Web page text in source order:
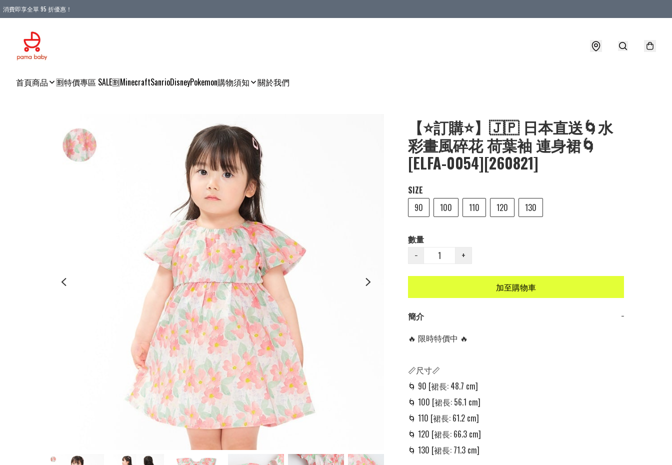
消費即享全單 95 折優惠！
首頁商品 🈹特價專區 SALE🈹MinecraftSanrioDisneyPokemon購物須知 關於我們
【⭐訂購⭐】🇯🇵 日本直送🌀水
彩畫風碎花 荷葉袖 連身裙🌀
[ELFA-0054][260821]
SIZE
90
100 110 120 130
數量
−
+
加至購物車
簡介
−
🔥 限時特價中 🔥
📏尺寸📏
🌀 90 [裙長: 48.7 cm]
🌀 100 [裙長: 56.1 cm]
🌀 110 [裙長: 61.2 cm]
🌀 120 [裙長: 66.3 cm]
🌀 130 [裙長: 71.3 cm]